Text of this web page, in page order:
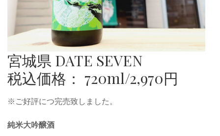
宮城県 DATE SEVEN
税込価格： 720ml/2,970円
※ご好評につ完売致しました。
純米大吟醸酒